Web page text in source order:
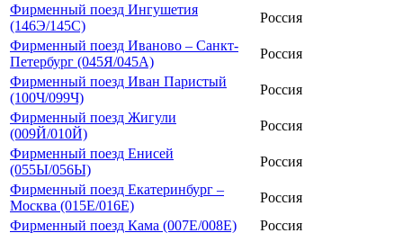
Фирменный поезд Ингушетия
(146Э/145С)
Россия
Фирменный поезд Иваново – Санкт-
Петербург (045Я/045А)
Россия
Фирменный поезд Иван Паристый
(100Ч/099Ч)
Россия
Фирменный поезд Жигули
(009Й/010Й)
Россия
Фирменный поезд Енисей
(055Ы/056Ы)
Россия
Фирменный поезд Екатеринбург –
Москва (015Е/016Е)
Россия
Фирменный поезд Кама (007Е/008Е)
Россия